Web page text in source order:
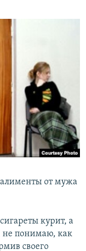
от мужа
курит, а
не понимаю, как
своего